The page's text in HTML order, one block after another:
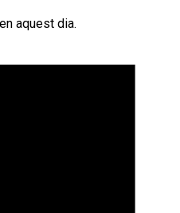
aquest dia.